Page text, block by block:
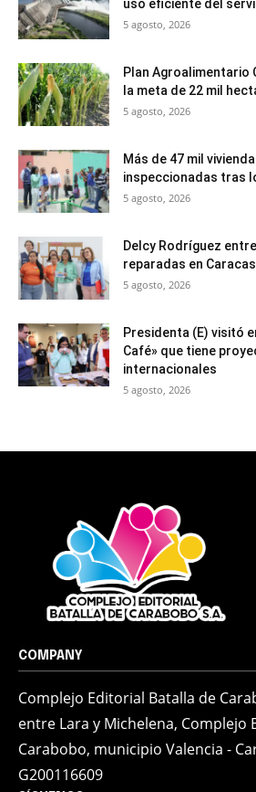
uso eficiente del
5 agosto, 2026
Plan Agroalimentario
la meta de 22 mil
5 agosto, 2026
Más de 47 mil
inspeccionadas tras
5 agosto, 2026
Delcy Rodríguez
reparadas en Caracas
5 agosto, 2026
Presidenta (E) visitó
Café» que tiene
internacionales
5 agosto, 2026
COMPANY
Complejo Editorial Batalla de
entre Lara y Michelena, Complejo
Carabobo, municipio Valencia -
G200116609